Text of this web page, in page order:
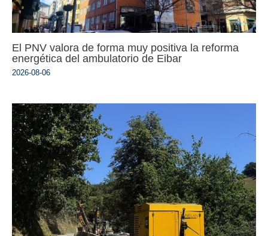
El PNV valora de forma muy positiva la reforma
energética del ambulatorio de Eibar
2026-08-06